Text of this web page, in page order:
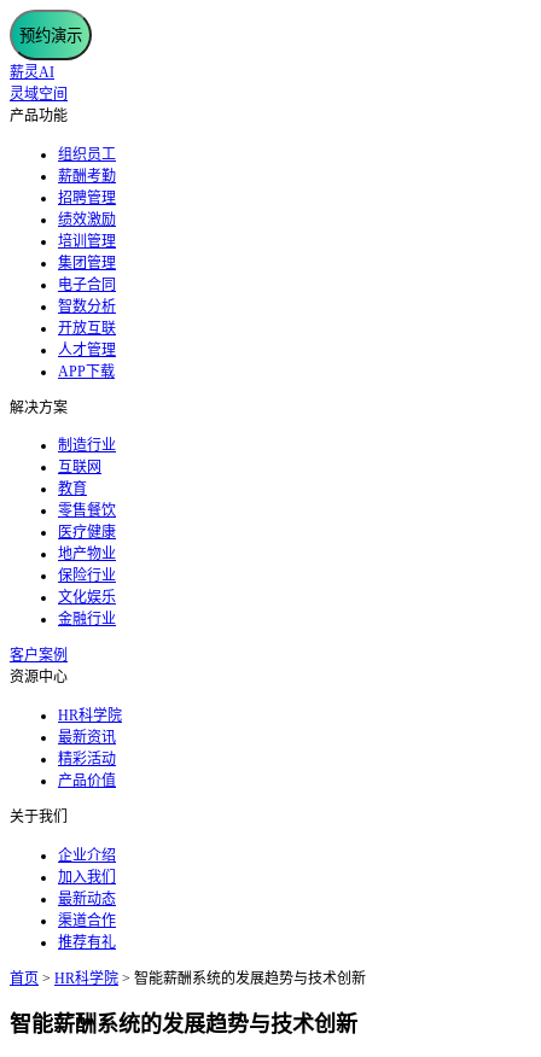
预约演示
薪灵AI
灵域空间
产品功能
组织员工
薪酬考勤
招聘管理
绩效激励
培训管理
集团管理
电子合同
智数分析
开放互联
人才管理
APP下载
解决方案
制造行业
互联网
教育
零售餐饮
医疗健康
地产物业
保险行业
文化娱乐
金融行业
客户案例
资源中心
HR科学院
最新资讯
精彩活动
产品价值
关于我们
企业介绍
加入我们
最新动态
渠道合作
推荐有礼
首页 > HR科学院 > 智能薪酬系统的发展趋势与技术创新
智能薪酬系统的发展趋势与技术创新